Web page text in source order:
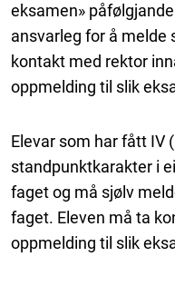
eksamen»
ansvarleg for å melde
kontakt med rektor
oppmelding til slik
Elevar som har fått IV
standpunktkarakter i
faget og må sjølv
faget. Eleven må ta
oppmelding til slik